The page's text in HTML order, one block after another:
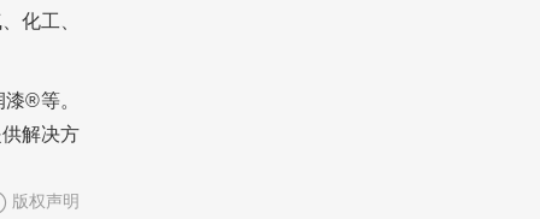
化工、
®等。
解决方
版权声明